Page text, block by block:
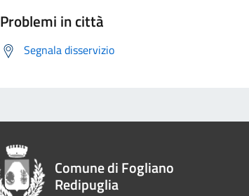
Problemi in città
Segnala disservizio
Comune di Fogliano
Redipuglia